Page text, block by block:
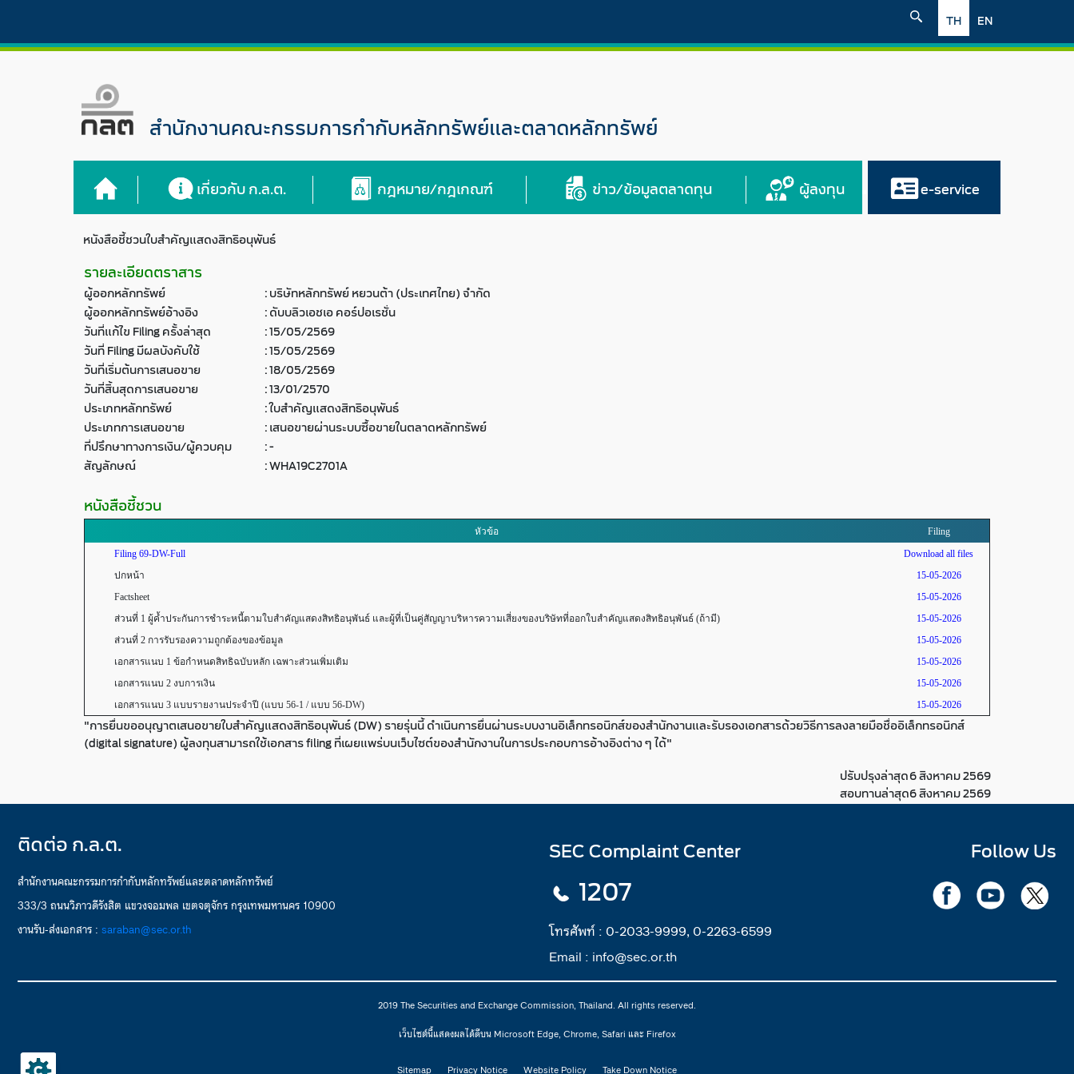
EN
TH
สำนักงานคณะกรรมการกำกับหลักทรัพย์และตลาดหลักทรัพย์
เกี่ยวกับ ก.ล.ต. กฎหมาย/กฎเกณฑ์ ข่าว/ข้อมูลตลาดทุน ผู้ลงทุน e-service
หนังสือชี้ชวนใบสำคัญแสดงสิทธิอนุพันธ์
รายละเอียดตราสาร
ผู้ออกหลักทรัพย์ :บริษัทหลักทรัพย์ หยวนต้า (ประเทศไทย) จำกัด
ผู้ออกหลักทรัพย์อ้างอิง
:ดับบลิวเอชเอ คอร์ปอเรชั่น
วันที่แก้ไข Filing ครั้งล่าสุด
:15/05/2569
วันที่ Filing มีผลบังคับใช้
:15/05/2569
วันที่เริ่มต้นการเสนอขาย
:18/05/2569
วันที่สิ้นสุดการเสนอขาย
:13/01/2570
ประเภทหลักทรัพย์
:ใบสำคัญแสดงสิทธิอนุพันธ์
ประเภทการเสนอขาย
:เสนอขายผ่านระบบซื้อขายในตลาดหลักทรัพย์
ที่ปรึกษาทางการเงิน/ผู้ควบคุม
:-
สัญลักษณ์
:WHA19C2701A
หนังสือชี้ชวน
หัวข้อ
Filing
Filing 69-DW-Full
Download all files
ปกหน้า
15-05-2026
Factsheet
15-05-2026
ส่วนที่ 1 ผู้ค้ำประกันการชำระหนี้ตามใบสำคัญแสดงสิทธิอนุพันธ์ และผู้ที่เป็นคู่สัญญาบริหารความเสี่ยงของบริษัทที่ออกใบสำคัญแสดงสิทธิอนุพันธ์ (ถ้ามี)
15-05-2026
ส่วนที่ 2 การรับรองความถูกต้องของข้อมูล
15-05-2026
เอกสารแนบ 1 ข้อกำหนดสิทธิฉบับหลัก เฉพาะส่วนเพิ่มเติม
15-05-2026
เอกสารแนบ 2 งบการเงิน
15-05-2026
เอกสารแนบ 3 แบบรายงานประจำปี (แบบ 56-1 / แบบ 56-DW)
15-05-2026
"การยื่นขออนุญาตเสนอขายใบสำคัญแสดงสิทธิอนุพันธ์ (DW) รายรุ่นนี้ ดำเนินการยื่นผ่านระบบงานอิเล็กทรอนิกส์ของสำนักงานและรับรองเอกสารด้วยวิธีการลงลายมือชื่ออิเล็กทรอนิกส์
(digital signature) ผู้ลงทุนสามารถใช้เอกสาร filing ที่เผยแพร่บนเว็บไซต์ของสำนักงานในการประกอบการอ้างอิงต่าง ๆ ได้"
ปรับปรุงล่าสุด6 สิงหาคม 2569
สอบทานล่าสุด6 สิงหาคม 2569
ติดต่อ ก.ล.ต.
สำนักงานคณะกรรมการกำกับหลักทรัพย์และตลาดหลักทรัพย์
333/3 ถนนวิภาวดีรังสิต แขวงจอมพล เขตจตุจักร กรุงเทพมหานคร 10900
งานรับ-ส่งเอกสาร : saraban@sec.or.th
SEC Complaint Center
1207
โทรศัพท์ : 0-2033-9999, 0-2263-6599
Email : info@sec.or.th
Follow Us
2019 The Securities and Exchange Commission, Thailand. All rights reserved.
เว็บไซต์นี้แสดงผลได้ดีบน Microsoft Edge, Chrome, Safari และ Firefox
Sitemap Privacy Notice Website Policy Take Down Notice